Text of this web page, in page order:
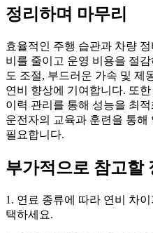
정리하며 마무리
효율적인 주행 습관과 차량
비를 줄이고 운영 비용을 절
도 조절, 부드러운 가속 및 제
연비 향상에 기여합니다. 또
이력 관리를 통해 성능을 최
운전자의 교육과 훈련을 통해
필요합니다.
부가적으로 참고할
1. 연료 종류에 따라 연비 차
택하세요.